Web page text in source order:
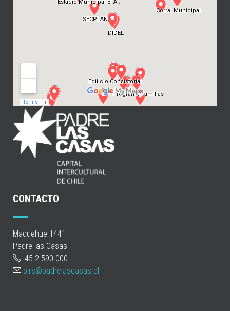
CONTACTO
Maquehue 1441
Padre las Casas
: 45 2 590 000
oirs@padrelascasas.cl